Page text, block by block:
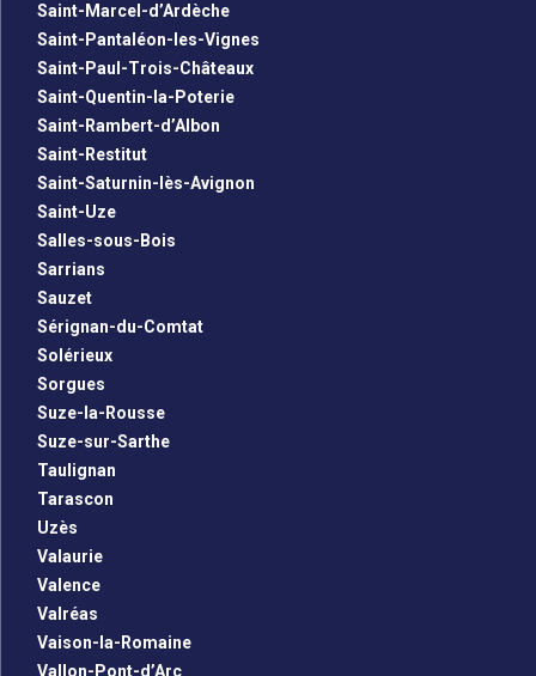
Saint-Marcel-d’Ardèche
Saint-Pantaléon-les-Vignes
Saint-Paul-Trois-Châteaux
Saint-Quentin-la-Poterie
Saint-Rambert-d’Albon
Saint-Restitut
Saint-Saturnin-lès-Avignon
Saint-Uze
Salles-sous-Bois
Sarrians
Sauzet
Sérignan-du-Comtat
Solérieux
Sorgues
Suze-la-Rousse
Suze-sur-Sarthe
Taulignan
Tarascon
Uzès
Valaurie
Valence
Valréas
Vaison-la-Romaine
Vallon-Pont-d’Arc